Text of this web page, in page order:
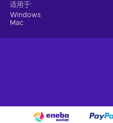
适用于
Windows
Mac